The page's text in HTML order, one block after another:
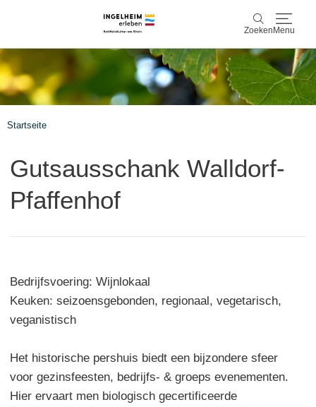
Zoeken Menu
Zoeken
Ontdek & ervaar
Startseite
Gutsausschank Walldorf-
Pfaffenhof
Bedrijfsvoering: Wijnlokaal
Keuken: seizoensgebonden, regionaal, vegetarisch,
veganistisch
Het historische pershuis biedt een bijzondere sfeer
voor gezinsfeesten, bedrijfs- & groeps evenementen.
Hier ervaart men biologisch gecertificeerde